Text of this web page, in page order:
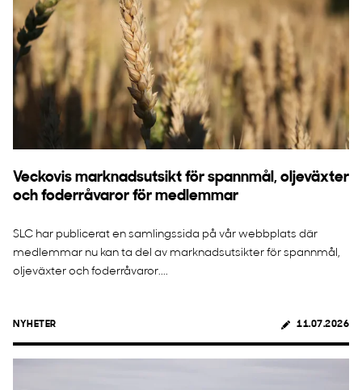
Veckovis marknadsutsikt för spannmål, oljeväxter
och foderråvaror för medlemmar
SLC har publicerat en samlingssida på vår webbplats där
medlemmar nu kan ta del av marknadsutsikter för spannmål,
oljeväxter och foderråvaror....
NYHETER 11.07.2026